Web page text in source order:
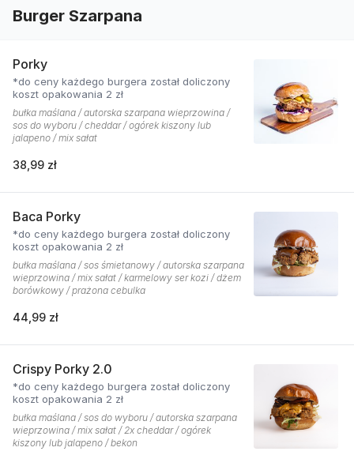
Burger Szarpana
Porky
*do ceny każdego burgera został doliczony
koszt opakowania 2 zł
bułka maślana / autorska szarpana wieprzowina /
sos do wyboru / cheddar / ogórek kiszony lub
jalapeno / mix sałat
38,99 zł
Baca Porky
*do ceny każdego burgera został doliczony
koszt opakowania 2 zł
bułka maślana / sos śmietanowy / autorska szarpana
wieprzowina / mix sałat / karmelowy ser kozi / dżem
borówkowy / prażona cebulka
44,99 zł
Crispy Porky 2.0
*do ceny każdego burgera został doliczony
koszt opakowania 2 zł
bułka maślana / sos do wyboru / autorska szarpana
wieprzowina / mix sałat / 2x cheddar / ogórek
kiszony lub jalapeno / bekon